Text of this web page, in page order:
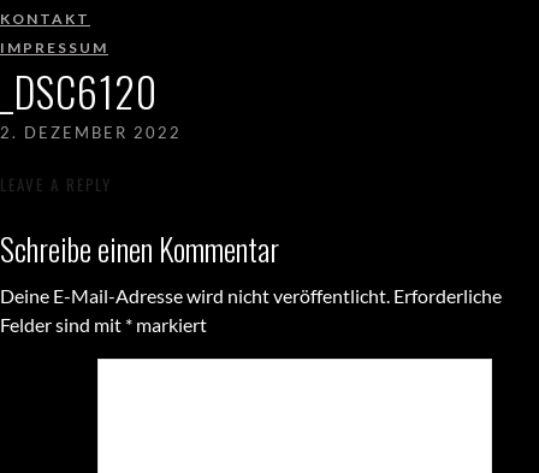
KONTAKT
IMPRESSUM
_DSC6120
2. DEZEMBER 2022
LEAVE A REPLY
Schreibe einen Kommentar
Deine E-Mail-Adresse wird nicht veröffentlicht. Erforderliche
Felder sind mit * markiert